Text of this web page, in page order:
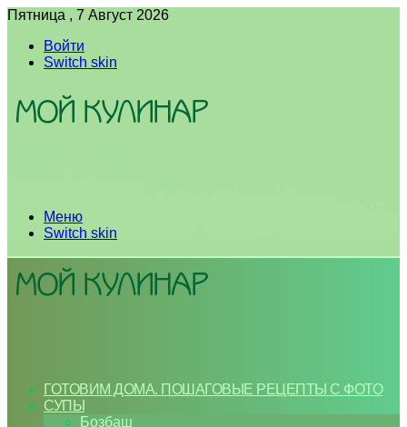
Пятница , 7 Август 2026
Войти
Switch skin
Меню
Switch skin
ГОТОВИМ ДОМА. ПОШАГОВЫЕ РЕЦЕПТЫ С ФОТО
СУПЫ
Бозбаш